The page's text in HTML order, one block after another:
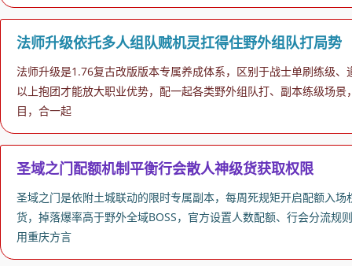
法师升级依托多人组队贼机灵扛得住野外组队打局势
法师升级是1.76复古改版版本专属养成体系，区别于战士单刷练级
以上抱团才能放大职业优势，配一起各类野外组队打、副本练级场
目，合一起
圣域之门配额机制平衡行会散人神级货获取权限
圣域之门是依附土城联动的限时专属副本，每周死规矩开启配额入
货，掉落爆率高于野外全域BOSS，官方设置人数配额、行会分流
用重庆方言